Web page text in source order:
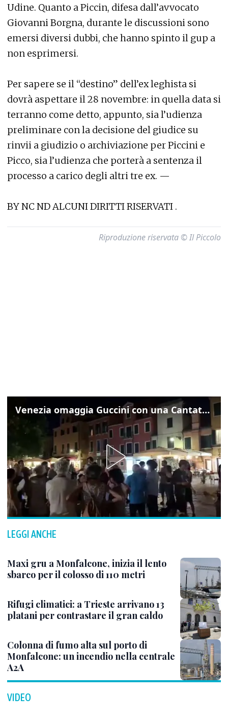
Udine. Quanto a Piccin, difesa dall’avvocato
Giovanni Borgna, durante le discussioni sono
emersi diversi dubbi, che hanno spinto il gup a
non esprimersi.
Per sapere se il “destino” dell’ex leghista si
dovrà aspettare il 28 novembre: in quella data si
terranno come detto, appunto, sia l’udienza
preliminare con la decisione del giudice su
rinvii a giudizio o archiviazione per Piccini e
Picco, sia l’udienza che porterà a sentenza il
processo a carico degli altri tre ex. —
BY NC ND ALCUNI DIRITTI RISERVATI .
Riproduzione riservata © Il Piccolo
Venezia omaggia Guccini con una Cantata Anarchica in campo Santa Margherita
LEGGI ANCHE
Maxi gru a Monfalcone, inizia il lento
sbarco per il colosso di 110 metri
Rifugi climatici: a Trieste arrivano 13
platani per contrastare il gran caldo
Colonna di fumo alta sul porto di
Monfalcone: un incendio nella centrale
A2A
VIDEO